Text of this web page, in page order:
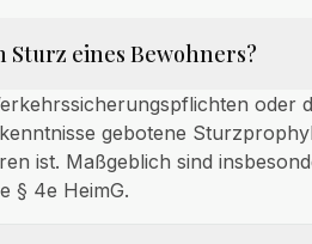
eines Bewohners?
oder
gebotene
ist. Maßgeblich sind
§ 4e HeimG.